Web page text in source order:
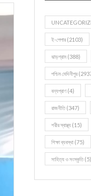
ই-পেপার (2103)
ঝাড়গ্রাম (388)
পশ্চিম মেদিনীপুর
বন্যপ্রাণ (4)
রাজনীতি(347)
শরীর স্বাস্থ্য (15)
শিক্ষা ব্যবস্থা (75)
সাহিত্য ও সংস্কৃতি(5)